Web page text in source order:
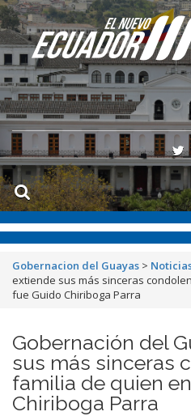
Gobernacion del Guayas >
extiende sus más sinceras
fue Guido Chiriboga Parra
Gobernación del
sus más sinceras
familia de quien
Chiriboga Parra